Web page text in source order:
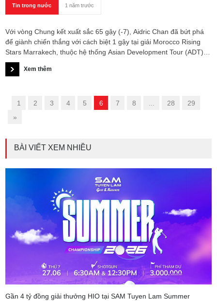
Tin trong nước 1 năm trước
Với vòng Chung kết xuất sắc 65 gậy (-7), Aidric Chan đã bứt phá
để giành chiến thắng với cách biệt 1 gậy tại giải Morocco Rising
Stars Marrakech, thuộc hệ thống Asian Development Tour (ADT),
qua đó vươn lên dẫn đầu bảng xếp hạng tiền thưởng mùa giải.
Xem thêm
1 2 3 4 5 6 7 8 28
29
»
BÀI VIẾT XEM NHIỀU
Gần 4 tỷ đồng giải thưởng HIO tại SAM Tuyen Lam Summer